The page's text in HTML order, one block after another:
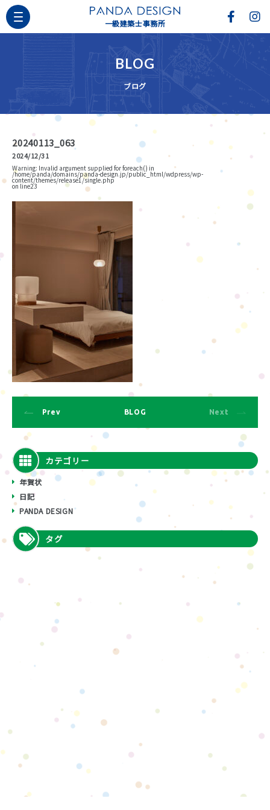
一級建築士事務所
BLOG
ブログ
20240113_063
2024/12/31
Warning: Invalid argument supplied for foreach() in
/home/panda/domains/panda-design.jp/public_html/wdpress/wp-
content/themes/release1/single.php
on line23
Prev BLOG Next
カテゴリー
年賀状
日記
PANDA DESIGN
タグ